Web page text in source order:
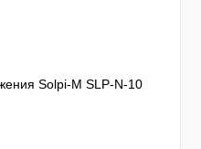
Solpi-M SLP-N-10